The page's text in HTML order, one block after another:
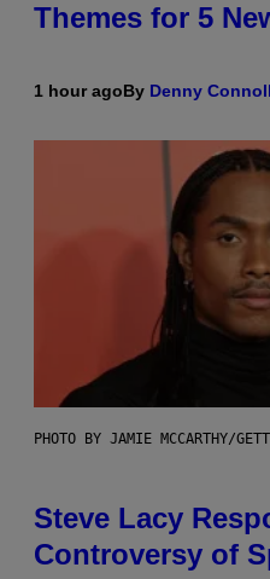
Themes for 5
1 hour agoBy Denny
PHOTO BY JAMIE MCCARTHY/
Steve Lacy
Controversy of